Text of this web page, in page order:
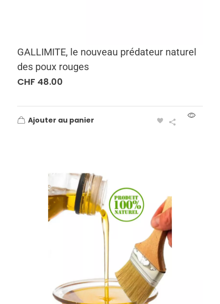
GALLIMITE, le nouveau prédateur naturel
des poux rouges
CHF 48.00
Ajouter au panier